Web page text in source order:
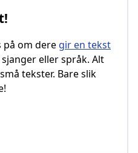
på om dere gir en tekst
eller språk. Alt
tekster. Bare slik